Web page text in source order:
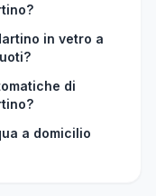
in vetro a
di
a domicilio